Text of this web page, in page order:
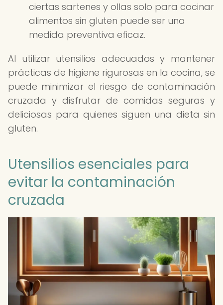
ciertas sartenes y ollas solo para cocinar
alimentos sin gluten puede ser una
medida preventiva eficaz.
Al utilizar utensilios adecuados y mantener
prácticas de higiene rigurosas en la cocina, se
puede minimizar el riesgo de contaminación
cruzada y disfrutar de comidas seguras y
deliciosas para quienes siguen una dieta sin
gluten.
Utensilios esenciales para
evitar la contaminación
cruzada